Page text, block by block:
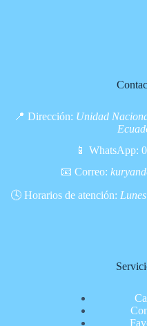
📍 Dirección: Unidad
📱 WhatsApp:
📧 Correo:
🕓 Horarios de atención: